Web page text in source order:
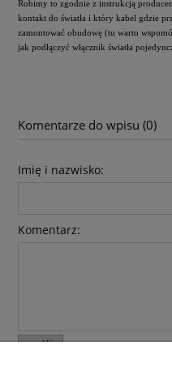
Robimy to zgodnie z instrukcją
kontakt do światła i który kabel gdzie
zamontować obudowę (tu warto
jak podłączyć włącznik światła
Komentarze do wpisu (0)
Imię i nazwisko:
Komentarz:
wyślij